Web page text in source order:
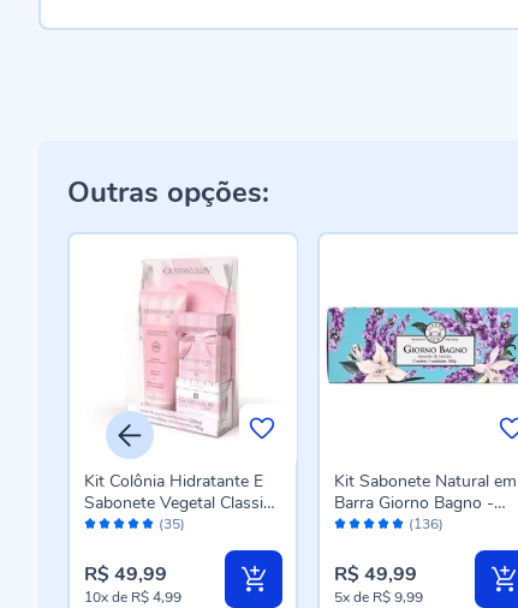
Outras opções:
Avaliação: (35)
Kit Colônia Hidratante E
Sabonete Vegetal Classic
Giovanna Baby - 3 Pçs
R$ 49,99
10xde R$ 4,99
Avaliação: (136)
Kit Sabonete Natural em
Barra Giorno Bagno -
Lavanda e Vanilla
R$ 49,99
5xde R$ 9,99